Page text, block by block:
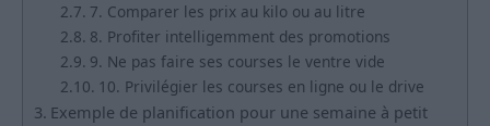
7. Comparer les prix au kilo ou au litre
8. Profiter intelligemment des promotions
9. Ne pas faire ses courses le ventre vide
10. Privilégier les courses en ligne ou le drive
Exemple de planification pour une semaine à petit